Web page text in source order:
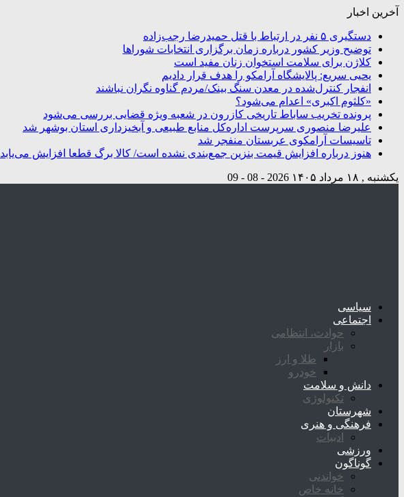
آخرین اخبار
دستگیری ۵ نفر در ارتباط با قتل حمیدرضا رجب‌زاده
توضیح وزیر کشور درباره زمان برگزاری انتخابات شوراها
کلاژن برای سلامت استخوان زنان مفید است
یحیی سریع: پالایشگاه آرامکو را هدف قرار دادیم
انفجار کنترل‌شده در معدن سنگ بینک/مردم گناوه نگران نباشند
«کلثوم اکبری» اعدام می‌شود؟
پرونده تخریب ساباط تاریخی کازرون در شعبه ویژه قضایی بررسی می‌شود
علیرضا منصوری سرپرست اداره‌کل منابع طبیعی و آبخیزداری استان بوشهر شد
تاسیسات آرامکوی عربستان منفجر شد
هنوز درباره افزایش قیمت بنزین جمع‌بندی نشده است/ کالا برگ قطعا افزایش می‌یابد
یکشنبه , ۱۸ مرداد ۱۴۰۵ 2026 - 08 - 09
سیاسی
اجتماعی
حوادث، انتظامی
بازار
طلا و ارز
خودرو
دانش و سلامت
تکنولوژی
شهرستان
فرهنگی و هنری
ادبیات
ورزشی
گوناگون
خواندنی
خانه خاص